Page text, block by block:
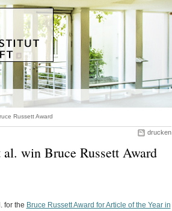
Russett Award
drucken
win Bruce Russett Award
for the Bruce Russett Award for Article of the Year in